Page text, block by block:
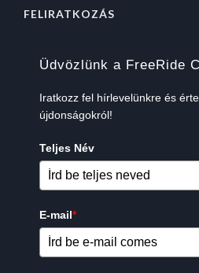
FELIRATKOZÁS
Üdvözlünk a FreeRide
Iratkozz fel hírlevelünkre és
újdonságokról!
Teljes Név
E-mail*